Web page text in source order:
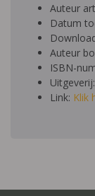
Auteur
Datum
Auteur
ISBN-
Uitgeverij:
Link: Klik